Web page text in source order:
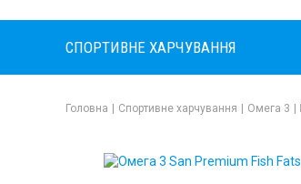
СПОРТИВНЕ ХАРЧУВАННЯ
Головна Спортивне харчування Омега 3